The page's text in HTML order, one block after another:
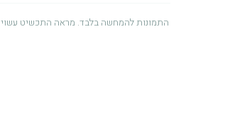
התמונות להמחשה בלבד. מראה התכשיט